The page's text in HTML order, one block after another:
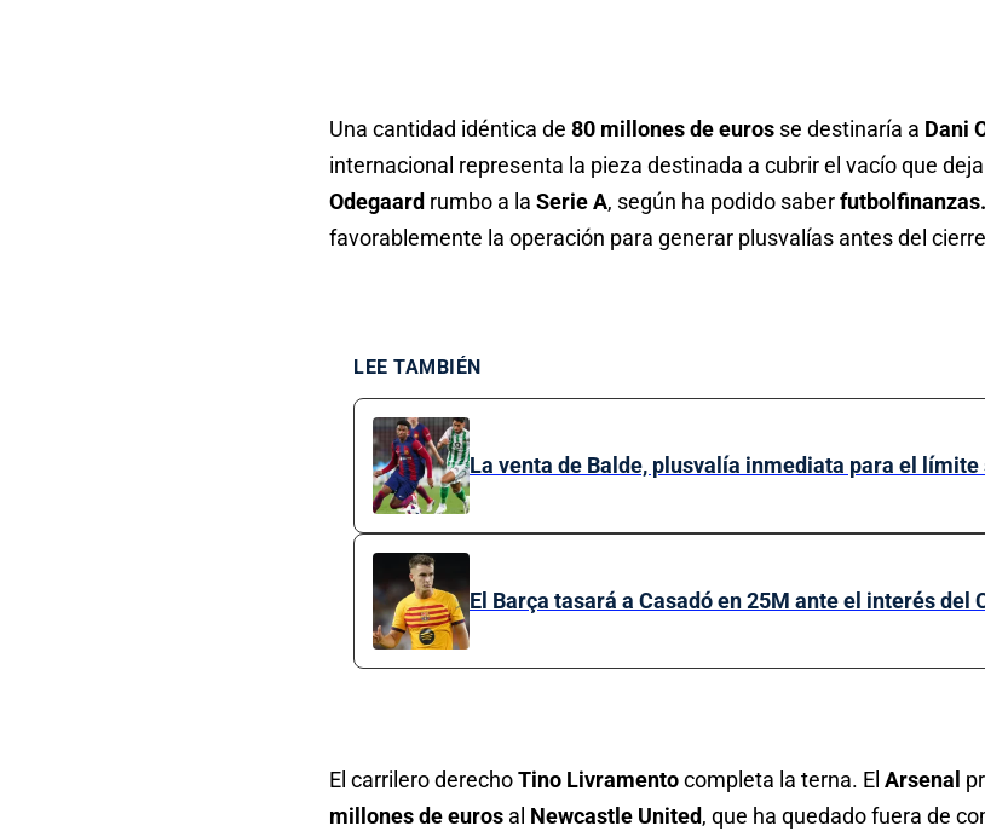
Una cantidad idéntica de 80 millones de euros se destinaría a Dani
internacional representa la pieza destinada a cubrir el vacío que
Odegaard rumbo a la Serie A, según ha podido saber
favorablemente la operación para generar plusvalías antes del
LEE TAMBIÉN
La venta de Balde, plusvalía inmediata para el
El Barça tasará a Casadó en 25M ante el interés del
El carrilero derechoTino Livramentocompleta la terna. El Arsenal
millones de euros al Newcastle United, que ha quedado fuera de